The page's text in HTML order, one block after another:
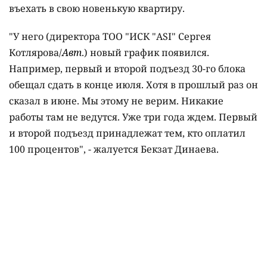
въехать в свою новенькую квартиру.
"У него (директора ТОО "ИСК "ASI" Сергея
Котлярова/Авт.) новый график появился.
Например, первый и второй подъезд 30-го блока
обещал сдать в конце июля. Хотя в прошлый раз он
сказал в июне. Мы этому не верим. Никакие
работы там не ведутся. Уже три года ждем. Первый
и второй подъезд принадлежат тем, кто оплатил
100 процентов", - жалуется Бекзат Динаева.